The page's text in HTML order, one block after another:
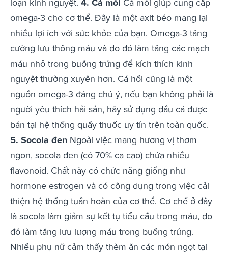
loạn kinh nguyệt. 4. Cá mòi Cá mòi giúp cung cấp
omega-3 cho cơ thể. Đây là một axit béo mang lại
nhiều lợi ích với sức khỏe của bạn. Omega-3 tăng
cường lưu thông máu và do đó làm tăng các mạch
máu nhỏ trong buồng trứng để kích thích kinh
nguyệt thường xuyên hơn. Cá hồi cũng là một
nguồn omega-3 đáng chú ý, nếu bạn không phải là
người yêu thích hải sản, hãy sử dụng dầu cá được
bán tại hệ thống quầy thuốc uy tín trên toàn quốc.
5. Socola đen Ngoài việc mang hương vị thơm
ngon, socola đen (có 70% ca cao) chứa nhiều
flavonoid. Chất này có chức năng giống như
hormone estrogen và có công dụng trong việc cải
thiện hệ thống tuần hoàn của cơ thể. Cơ chế ở đây
là socola làm giảm sự kết tụ tiểu cầu trong máu, do
đó làm tăng lưu lượng máu trong buồng trứng.
Nhiều phụ nữ cảm thấy thèm ăn các món ngọt tại